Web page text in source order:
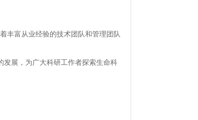
丰富从业经验的技术团队和管理团队
发展，为广大科研工作者探索生命科